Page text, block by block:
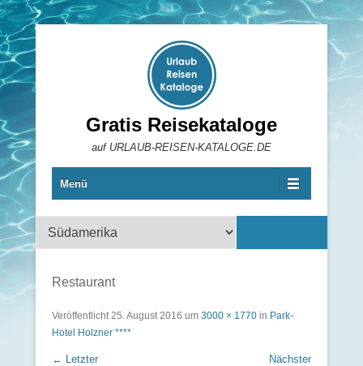
Gratis Reisekataloge
auf URLAUB-REISEN-KATALOGE.DE
Menü
Reisekataloge
Restaurant
Veröffentlicht25. August 2016 um 3000 × 1770 in Park-
Hotel Holzner ****
← Letzter Nächster